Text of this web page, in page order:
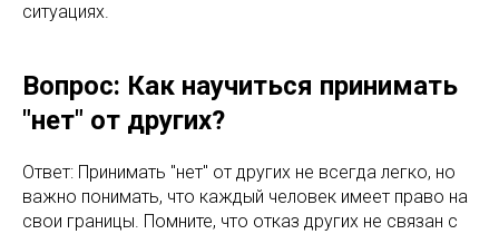
ситуациях.
Вопрос: Как научиться принимать
"нет" от других?
Ответ: Принимать "нет" от других не всегда легко, но
важно понимать, что каждый человек имеет право на
свои границы. Помните, что отказ других не связан с